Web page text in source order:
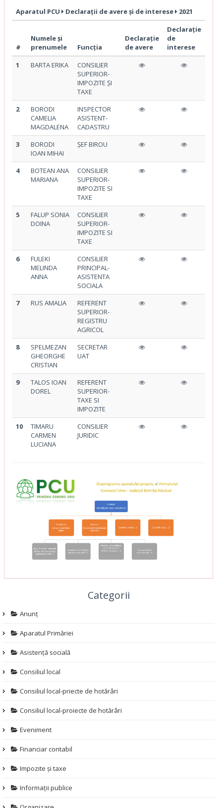
Aparatul PCU Declarații de avere și de interese 2021
#
Numele și
prenumele
Funcția
Declarație
de avere
Declarație
de
interese
1
BARTA ERIKA
CONSILIER
SUPERIOR-
IMPOZITE ȘI
TAXE
2
BORODI
CAMELIA
MAGDALENA
INSPECTOR
ASISTENT-
CADASTRU
3
BORODI
IOAN MIHAI
ȘEF BIROU
4
BOTEAN ANA
MARIANA
CONSILIER
SUPERIOR-
IMPOZITE SI
TAXE
5
FALUP SONIA
DOINA
CONSILIER
SUPERIOR-
IMPOZITE SI
TAXE
6
FULEKI
MELINDA
ANNA
CONSILIER
PRINCIPAL-
ASISTENTA
SOCIALA
7
RUS AMALIA
REFERENT
SUPERIOR-
REGISTRU
AGRICOL
8
SPELMEZAN
GHEORGHE
CRISTIAN
SECRETAR
UAT
9
TALOS IOAN
DOREL
REFERENT
SUPERIOR-
TAXE SI
IMPOZITE
10
TIMARU
CARMEN
LUCIANA
CONSILIER
JURIDIC
Categorii
Anunț
Aparatul Primăriei
Asistență socială
Consiliul local
Consiliul local-priecte de hotărâri
Consiliul local-proiecte de hotărâri
Eveniment
Financiar contabil
Impozite și taxe
Informații publice